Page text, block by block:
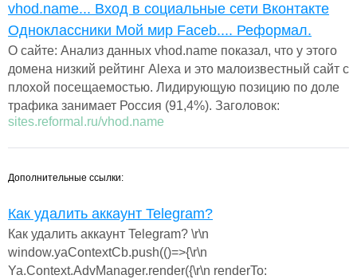
vhod.name... Вход в социальные сети Вконтакте
Одноклассники Мой мир Faceb.... Реформал.
О сайте: Анализ данных vhod.name показал, что у этого
домена низкий рейтинг Alexa и это малоизвестный сайт с
плохой посещаемостью. Лидирующую позицию по доле
трафика занимает Россия (91,4%). Заголовок:
sites.reformal.ru/vhod.name
Дополнительные ссылки:
Как удалить аккаунт Telegram?
Как удалить аккаунт Telegram? \r\n
window.yaContextCb.push(()=>{\r\n
Ya.Context.AdvManager.render({\r\n renderTo: